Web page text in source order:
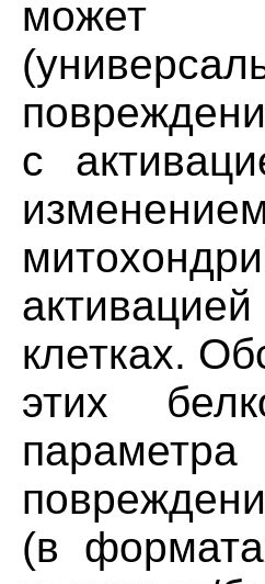
может
с
клетках.
этих
(в